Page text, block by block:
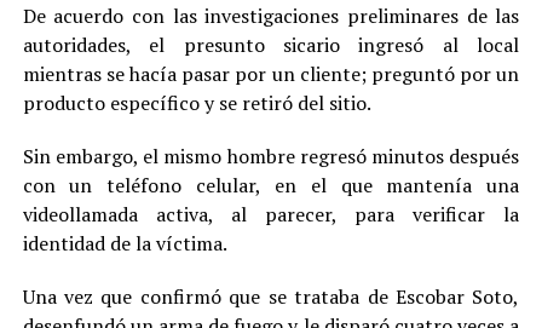
De acuerdo con las investigaciones preliminares de las
autoridades, el presunto sicario ingresó al local
mientras se hacía pasar por un cliente; preguntó por un
producto específico y se retiró del sitio.
Sin embargo, el mismo hombre regresó minutos después
con un teléfono celular, en el que mantenía una
videollamada activa, al parecer, para verificar la
identidad de la víctima.
Una vez que confirmó que se trataba de Escobar Soto,